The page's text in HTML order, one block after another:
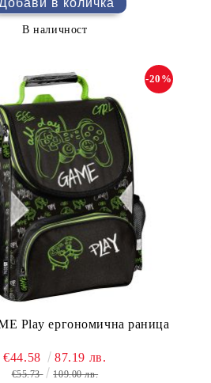
В наличност
Play ергономична раница
-20%
€44.58 87.19 лв.
€55.73 109.00 лв.